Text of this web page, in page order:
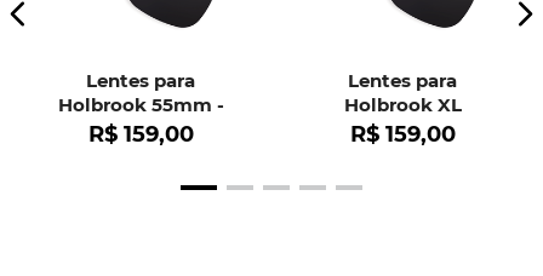
Lentes para
Holbrook 55mm -
OO9102
R$ 159,00
Lentes para
Holbrook XL
R$ 159,00